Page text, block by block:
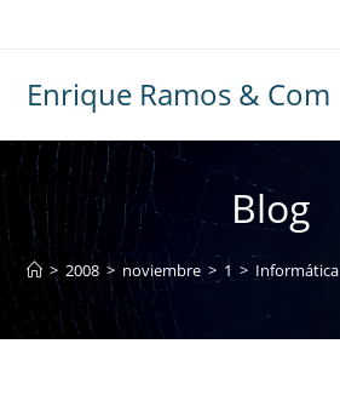
Enrique Ramos & Com
Blog
> 2008 > noviembre > 1 > Informática